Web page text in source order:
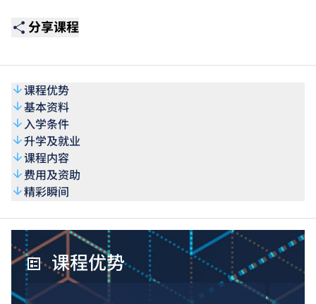
分享课程
课程优势
基本资料
入学条件
升学及就业
课程内容
费用及资助
精彩瞬间
课程优势